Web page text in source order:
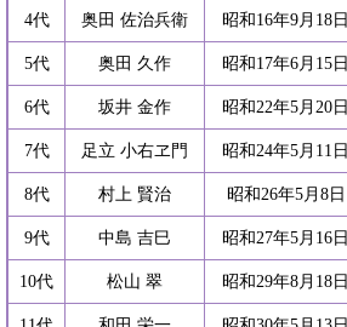
4代 奥田 佐治兵衛 昭和16年9月18日
5代 奥田 久作 昭和17年6月15日
6代 坂井 金作 昭和22年5月20日
7代 足立 小右ヱ門 昭和24年5月11日
8代 村上 賢治 昭和26年5月8日
9代 中島 吉巳 昭和27年5月16日
10代 松山 翠 昭和29年8月18日